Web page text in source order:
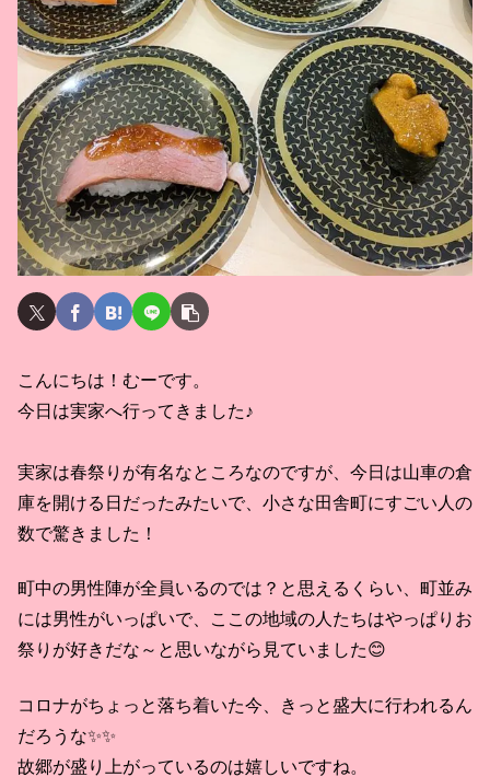
こんにちは！むーです。
今日は実家へ行ってきました♪
実家は春祭りが有名なところなのですが、今日は山車の倉
庫を開ける日だったみたいで、小さな田舎町にすごい人の
数で驚きました！
町中の男性陣が全員いるのでは？と思えるくらい、町並み
には男性がいっぱいで、ここの地域の人たちはやっぱりお
祭りが好きだな～と思いながら見ていました😊
コロナがちょっと落ち着いた今、きっと盛大に行われるん
だろうな✨✨
故郷が盛り上がっているのは嬉しいですね。